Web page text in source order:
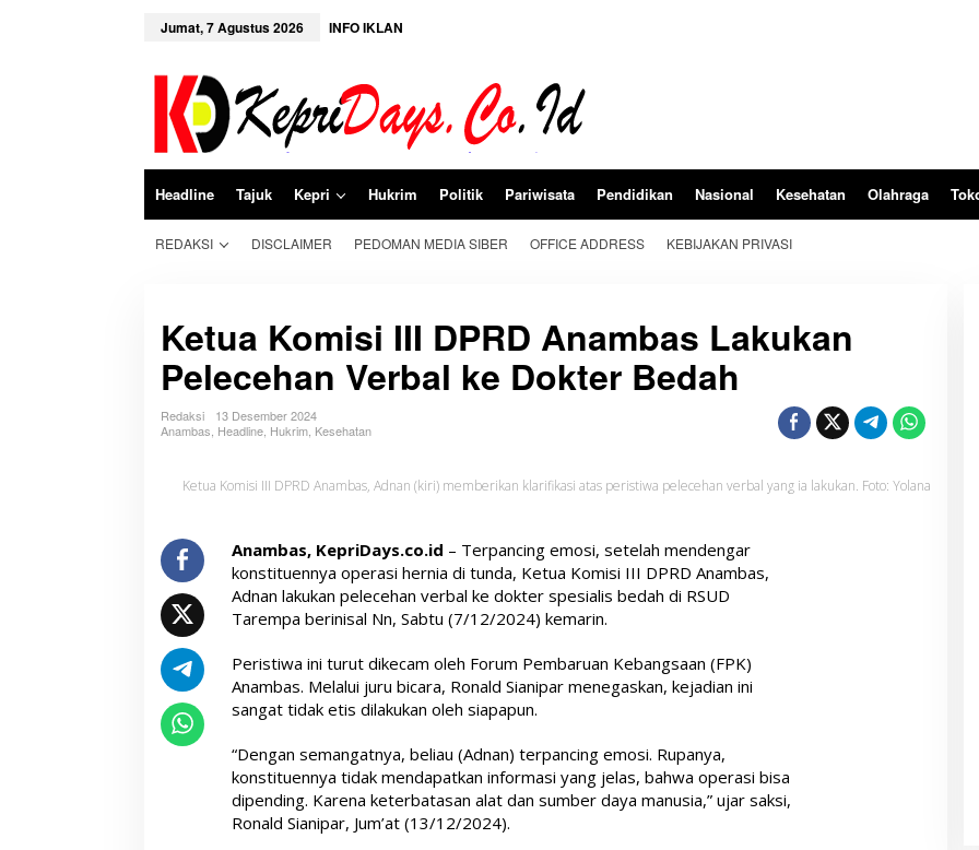
Jumat, 7 Agustus 2026 INFO IKLAN
Headline Tajuk Kepri Hukrim Politik Pariwisata Pendidikan Nasional Kesehatan Olahraga
REDAKSI DISCLAIMER PEDOMAN MEDIA SIBER OFFICE ADDRESS KEBIJAKAN PRIVASI
Ketua Komisi III DPRD Anambas Lakukan
Pelecehan Verbal ke Dokter Bedah
Redaksi
13 Desember 2024
Anambas Headline Hukrim Kesehatan
Ketua Komisi III DPRD Anambas, Adnan (kiri) memberikan klarifikasi atas peristiwa pelecehan verbal yang ia lakukan. Foto: Yolana
Anambas, KepriDays.co.id – Terpancing emosi, setelah mendengar
konstituennya operasi hernia di tunda, Ketua Komisi III DPRD Anambas,
Adnan lakukan pelecehan verbal ke dokter spesialis bedah di RSUD
Tarempa berinisal Nn, Sabtu (7/12/2024) kemarin.
Peristiwa ini turut dikecam oleh Forum Pembaruan Kebangsaan (FPK)
Anambas. Melalui juru bicara, Ronald Sianipar menegaskan, kejadian ini
sangat tidak etis dilakukan oleh siapapun.
“Dengan semangatnya, beliau (Adnan) terpancing emosi. Rupanya,
konstituennya tidak mendapatkan informasi yang jelas, bahwa operasi bisa
dipending. Karena keterbatasan alat dan sumber daya manusia,” ujar saksi,
Ronald Sianipar, Jum’at (13/12/2024).